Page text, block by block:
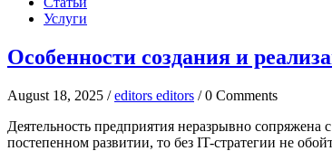
Услуги
Особенности создания и
August 18, 2025 /editors editors / 0 Comments
Деятельность предприятия неразрывно
постепенном развитии, то без IT-стратегии не